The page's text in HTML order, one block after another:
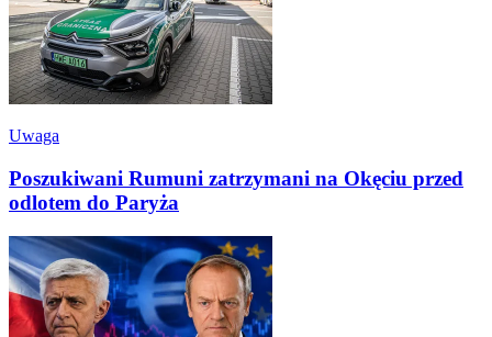
Uwaga
Poszukiwani Rumuni zatrzymani na Okęciu przed
odlotem do Paryża